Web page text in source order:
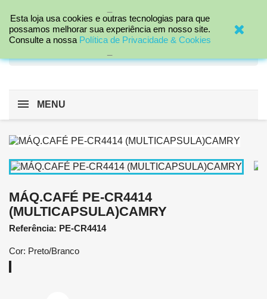

MENU
MÁQ.CAFÉ PE-CR4414
(MULTICAPSULA)CAMRY
Referência: PE-CR4414
Cor: Preto/Branco
Esta loja usa cookies e outras tecnologias para que
possamos melhorar sua experiência em nosso site.
Consulte a nossa Política de Privacidade & Cookies